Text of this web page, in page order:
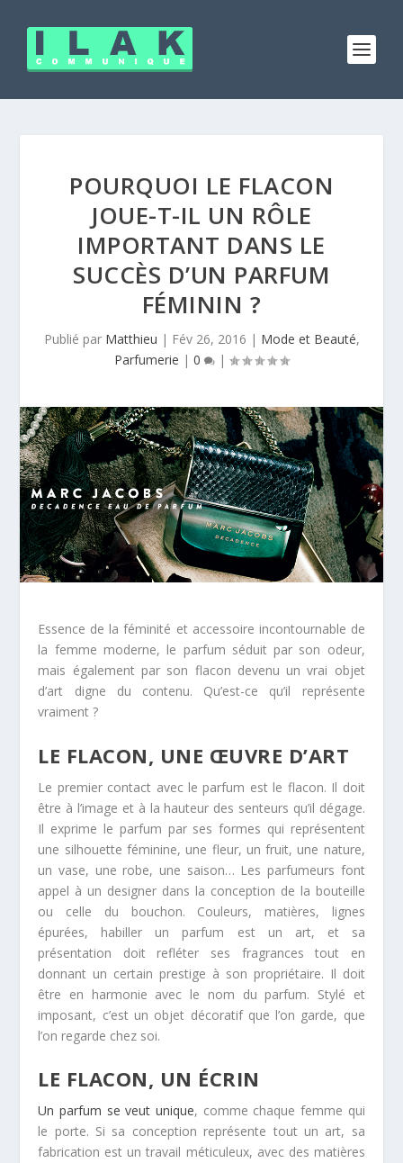
POURQUOI LE FLACON
JOUE-T-IL UN RÔLE
IMPORTANT DANS LE
SUCCÈS D’UN PARFUM
FÉMININ ?
Publié par Matthieu | Fév 26, 2016 | Mode et Beauté,
Parfumerie | 0 |
Essence de la féminité et accessoire incontournable de
la femme moderne, le parfum séduit par son odeur,
mais également par son flacon devenu un vrai objet
d’art digne du contenu. Qu’est-ce qu’il représente
vraiment ?
LE FLACON, UNE ŒUVRE D’ART
Le premier contact avec le parfum est le flacon. Il doit
être à l’image et à la hauteur des senteurs qu’il dégage.
Il exprime le parfum par ses formes qui représentent
une silhouette féminine, une fleur, un fruit, une nature,
un vase, une robe, une saison… Les parfumeurs font
appel à un designer dans la conception de la bouteille
ou celle du bouchon. Couleurs, matières, lignes
épurées, habiller un parfum est un art, et sa
présentation doit refléter ses fragrances tout en
donnant un certain prestige à son propriétaire. Il doit
être en harmonie avec le nom du parfum. Stylé et
imposant, c’est un objet décoratif que l’on garde, que
l’on regarde chez soi.
LE FLACON, UN ÉCRIN
Un parfum se veut unique, comme chaque femme qui
le porte. Si sa conception représente tout un art, sa
fabrication est un travail méticuleux, avec des matières